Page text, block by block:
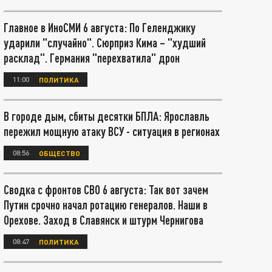
Главное в ИноСМИ 6 августа: По Геленджику
ударили "случайно". Сюрприз Кима – "худший
расклад". Германия "перехватила" дрон
11:00 ПОЛИТИКА
В городе дым, сбиты десятки БПЛА: Ярославль
пережил мощную атаку ВСУ - ситуация в регионах
08:56 ОБЩЕСТВО
Сводка с фронтов СВО 6 августа: Так вот зачем
Путин срочно начал ротацию генералов. Наши в
Орехове. Заход в Славянск и штурм Чернигова
08:47 ПОЛИТИКА